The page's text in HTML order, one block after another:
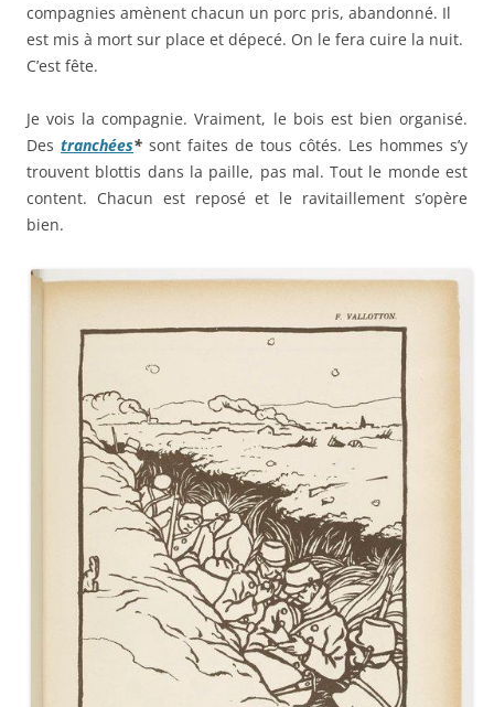
compagnies amènent chacun un porc pris, abandonné. Il
est mis à mort sur place et dépecé. On le fera cuire la nuit.
C’est fête.
Je vois la compagnie. Vraiment, le bois est bien organisé.
Des tranchées* sont faites de tous côtés. Les hommes s’y
trouvent blottis dans la paille, pas mal. Tout le monde est
content. Chacun est reposé et le ravitaillement s’opère
bien.